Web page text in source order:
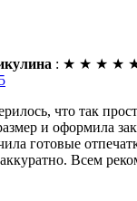
: ★ ★ ★ ★
что так
и оформила
готовые
Всем